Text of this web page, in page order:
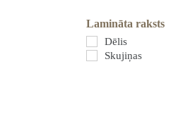
Lamināta raksts
Dēlis
Skujiņas